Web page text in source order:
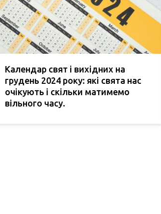
Календар свят і вихідних на
грудень 2024 року: які свята нас
очікують і скільки матимемо
вільного часу.